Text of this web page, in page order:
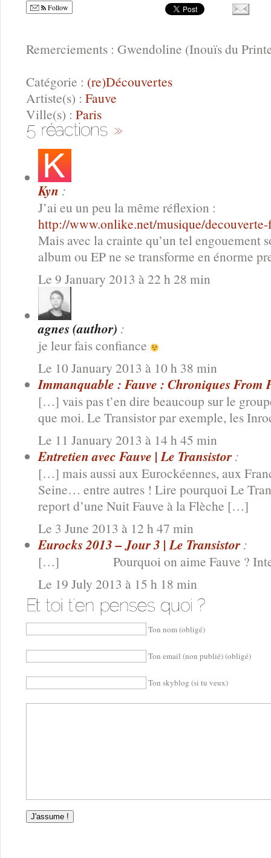
Follow
Remerciements : Gwendoline (Inouïs du
Catégorie : (re)Découvertes
Artiste(s) : Fauve
Ville(s) : Paris
Kyn :
J’ai eu un peu la même réflexion :
http://www.onlike.net/musique/decouverte-
Mais avec la crainte qu’un tel engouement
album ou EP ne se transforme en énorme
Le 9 January 2013 à 22 h 28 min
agnes (author) :
je leur fais confiance
Le 10 January 2013 à 10 h 38 min
Immanquable : Fauve : Chroniques From
[…] vais pas t’en dire beaucoup sur le
que moi. Le Transistor par exemple, les
Le 11 January 2013 à 14 h 45 min
Entretien avec Fauve | Le Transistor :
[…] mais aussi aux Eurockéennes, aux
Seine… entre autres ! Lire pourquoi Le
report d’une Nuit Fauve à la Flèche […]
Le 3 June 2013 à 12 h 47 min
Eurocks 2013 – Jour 3 | Le Transistor :
[…] Pourquoi on aime Fauve ?
Le 19 July 2013 à 15 h 18 min
Ton nom (obligé)
Ton email (non publié) (obligé)
Ton skyblog (si tu veux)